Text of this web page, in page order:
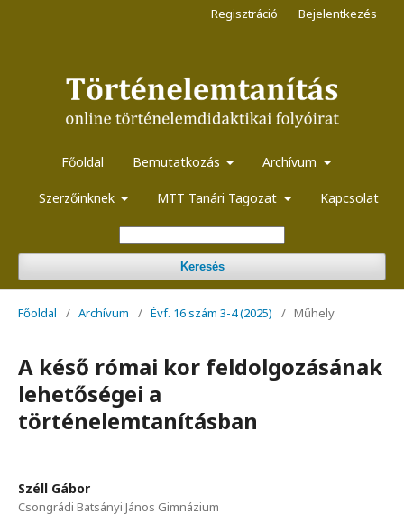
Főoldal Bemutatkozás Archívum
Szerzőinknek MTT Tanári Tagozat Kapcsolat
Keresés
Regisztráció Bejelentkezés
Főoldal / Archívum / Évf. 16 szám 3-4 (2025) / Műhely
A késő római kor feldolgozásának
lehetőségei a
történelemtanításban
Széll Gábor
Csongrádi Batsányi János Gimnázium